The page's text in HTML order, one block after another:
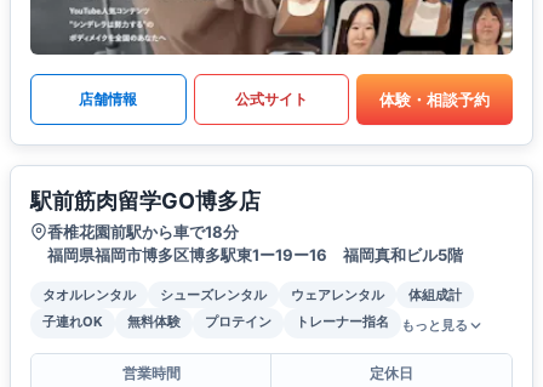
店舗情報 公式サイト 体験・相談予約
駅前筋肉留学GO博多店
香椎花園前駅から車で18分
福岡県福岡市博多区博多駅東1ー19ー16 福岡真和ビル5階
タオルレンタル シューズレンタル ウェアレンタル
体組成計
子連れOK
無料体験 プロテイン トレーナー指名 もっと見る
営業時間
定休日